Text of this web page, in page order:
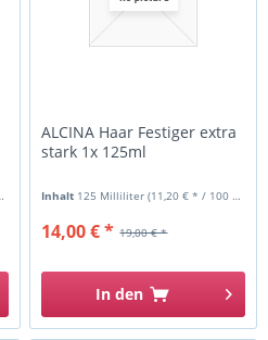
ALCINA Haar Festiger extra
stark 1x 125ml
Inhalt 125 Milliliter(11,20 € * / 100 Milliliter)
19,00 € *
14,00 € *
In den